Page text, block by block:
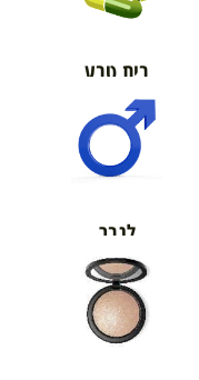
בית טבע
לגבר